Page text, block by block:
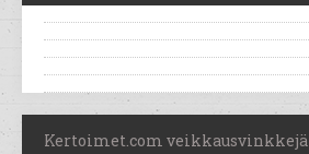
Kertoimet.com veikkausvinkkejä